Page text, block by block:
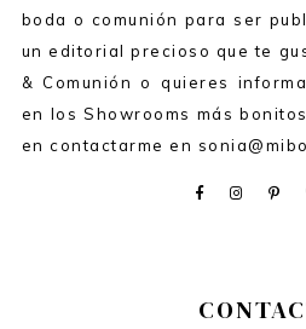
boda o comunión para ser
un editorial precioso que te
& Comunión o quieres
en los Showrooms más
en contactarme en